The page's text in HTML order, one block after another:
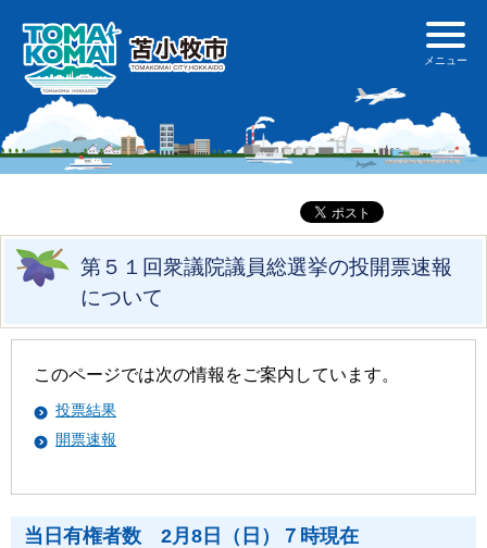
第５１回衆議院議員総選挙の投開票速報
について
このページでは次の情報をご案内しています。
投票結果
開票速報
当日有権者数 2月8日（日）７時現在